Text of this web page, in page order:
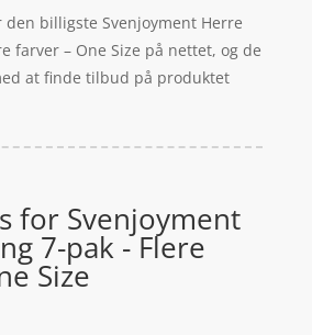
billigste Svenjoyment Herre
farver – One Size på nettet, og de
at finde tilbud på produktet
for Svenjoyment
7-pak - Flere
Size